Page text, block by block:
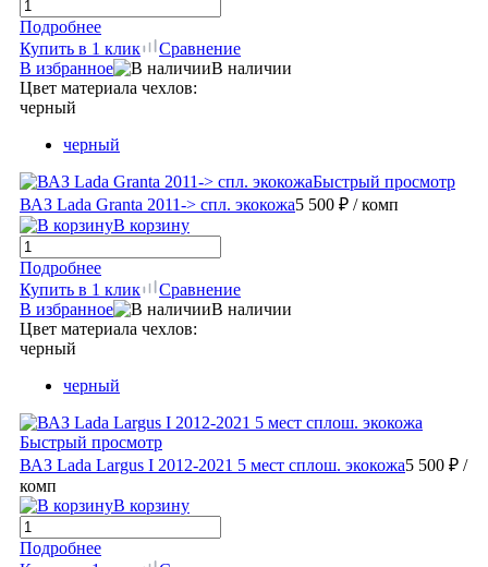
Подробнее
Купить в 1 клик
Сравнение
В избранное
В наличии
Цвет материала чехлов:
черный
черный
Быстрый просмотр
ВАЗ Lada Granta 2011-> спл. экокожа5 500 ₽ / комп
В корзину
Подробнее
Купить в 1 клик
Сравнение
В избранное
В наличии
Цвет материала чехлов:
черный
черный
Быстрый просмотр
ВАЗ Lada Largus I 2012-2021 5 мест сплош. экокожа5 500 ₽ /
комп
В корзину
Подробнее